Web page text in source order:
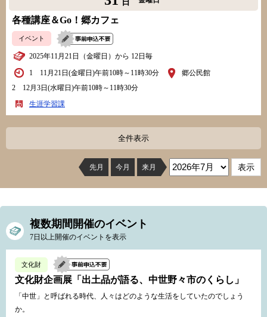
日
各種講座＆Go！郷カフェ
イベント
2025年11月21日（金曜日）から 12日毎
1 11月21日(金曜日)午前10時～11時30分
2 12月3日(水曜日)午前10時～11時30分
郷公民館
生涯学習課
全件表示
先月 今月 来月
複数期間開催のイベント
7日以上開催のイベントを表示
文化財
文化財企画展「出土品が語る、中世野々市のくらし」
「中世」と呼ばれる時代、人々はどのような生活をしていたのでしょう
か。